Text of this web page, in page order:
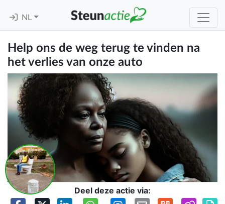
NL
Help ons de weg terug te vinden na
het verlies van onze auto
Deel deze actie via: